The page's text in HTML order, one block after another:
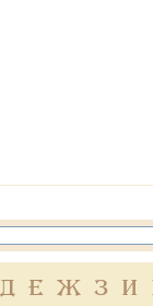
Д Е Ж З И